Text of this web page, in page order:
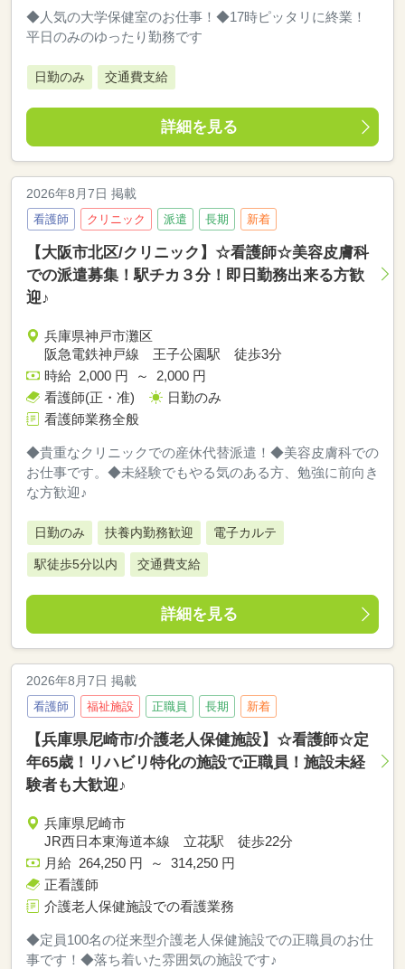
◆人気の大学保健室のお仕事！◆17時ピッタリに終業！
平日のみのゆったり勤務です
日勤のみ 交通費支給
詳細を見る
2026年8月7日 掲載
看護師 クリニック 派遣 長期 新着
【大阪市北区/クリニック】☆看護師☆美容皮膚科
での派遣募集！駅チカ３分！即日勤務出来る方歓
迎♪
兵庫県神戸市灘区
阪急電鉄神戸線 王子公園駅 徒歩3分
時給 2,000 円 ～ 2,000 円
看護師(正・准)
日勤のみ
看護師業務全般
◆貴重なクリニックでの産休代替派遣！◆美容皮膚科での
お仕事です。◆未経験でもやる気のある方、勉強に前向き
な方歓迎♪
日勤のみ 扶養内勤務歓迎 電子カルテ
駅徒歩5分以内 交通費支給
詳細を見る
2026年8月7日 掲載
看護師 福祉施設 正職員 長期 新着
【兵庫県尼崎市/介護老人保健施設】☆看護師☆定
年65歳！リハビリ特化の施設で正職員！施設未経
験者も大歓迎♪
兵庫県尼崎市
JR西日本東海道本線 立花駅 徒歩22分
月給 264,250 円 ～ 314,250 円
正看護師
介護老人保健施設での看護業務
◆定員100名の従来型介護老人保健施設での正職員のお仕
事です！◆落ち着いた雰囲気の施設です♪